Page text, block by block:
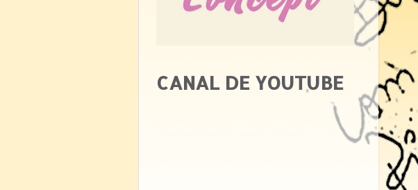
CANAL DE YOUTUBE